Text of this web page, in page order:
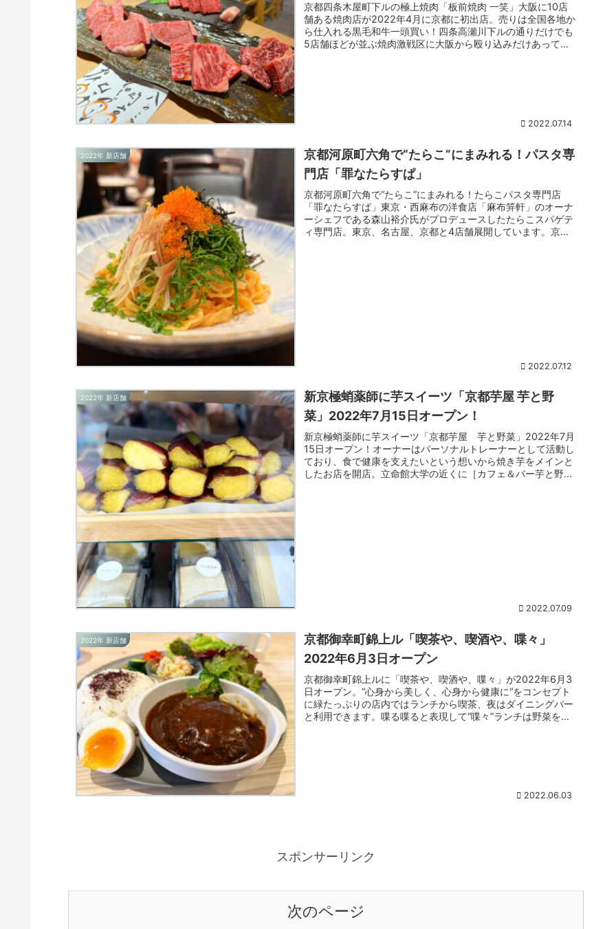
京都四条木屋町下ルの極上焼肉「板前焼肉 一笑」大阪に10店
舗ある焼肉店が2022年4月に京都に初出店。売りは全国各地か
ら仕入れる黒毛和牛一頭買い！四条高瀬川下ルの通りだけでも
5店舗ほどが並ぶ焼肉激戦区に大阪から殴り込みだけあって肉
2022.07.14
2022年 新店舗
京都河原町六角で“たらこ”にまみれる！パスタ専
門店「罪なたらすぱ」
京都河原町六角で“たらこ”にまみれる！たらこパスタ専門店
「罪なたらすぱ」東京・西麻布の洋食店「麻布笄軒」のオーナ
ーシェフである森山裕介氏がプロデュースしたたらこスパゲテ
ィ専門店。東京、名古屋、京都と4店舗展開しています。京都
2022.07.12
2022年 新店舗
新京極蛸薬師に芋スイーツ「京都芋屋 芋と野
菜」2022年7月15日オープン！
新京極蛸薬師に芋スイーツ「京都芋屋 芋と野菜」2022年7月
15日オープン！オーナーはパーソナルトレーナーとして活動し
ており、食で健康を支えたいという想いから焼き芋をメインと
したお店を開店。立命館大学の近くに［カフェ＆バー芋と野
2022.07.09
2022年 新店舗
京都御幸町錦上ル「喫茶や、喫酒や、喋々」
2022年6月3日オープン
京都御幸町錦上ルに「喫茶や、喫酒や、喋々」が2022年6月3
日オープン。“心身から美しく、心身から健康に“をコンセプト
に緑たっぷりの店内ではランチから喫茶、夜はダイニングバー
と利用できます。喋る喋ると表現して“喋々”ランチは野菜をた
2022.06.03
スポンサーリンク
次のページ